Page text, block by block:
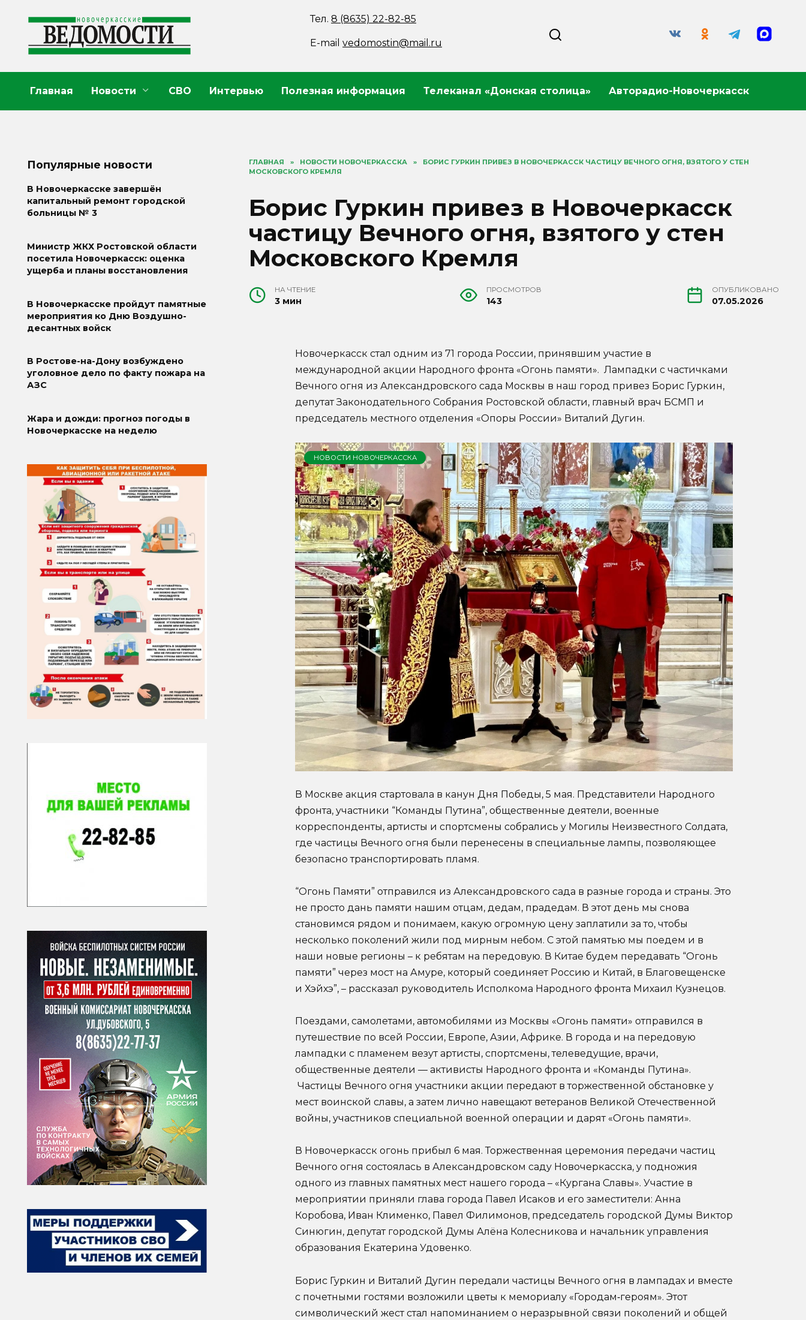
содержанию
Тел.8 (8635) 22-82-85
E-mailvedomostin@mail.ru
Главная Новости СВО Интервью Полезная информация Телеканал «Донская столица» Авторадио-Новочеркасск
ГЛАВНАЯ » НОВОСТИ НОВОЧЕРКАССКА »
БОРИС ГУРКИН ПРИВЕЗ В НОВОЧЕРКАССК ЧАСТИЦУ ВЕЧНОГО ОГНЯ, ВЗЯТОГО У СТЕН
МОСКОВСКОГО КРЕМЛЯ
Борис Гуркин привез в Новочеркасск
частицу Вечного огня, взятого у стен
Московского Кремля
НА ЧТЕНИЕ
3 мин
ПРОСМОТРОВ
143
ОПУБЛИКОВАНО
07.05.2026
Новочеркасск стал одним из 71 города России, принявшим участие в
международной акции Народного фронта «Огонь памяти». Лампадки с частичками
Вечного огня из Александровского сада Москвы в наш город привез Борис Гуркин,
депутат Законодательного Собрания Ростовской области, главный врач БСМП и
председатель местного отделения «Опоры России» Виталий Дугин.
НОВОСТИ НОВОЧЕРКАССКА
В Москве акция стартовала в канун Дня Победы, 5 мая. Представители Народного
фронта, участники “Команды Путина”, общественные деятели, военные
корреспонденты, артисты и спортсмены собрались у Могилы Неизвестного Солдата,
где частицы Вечного огня были перенесены в специальные лампы, позволяющее
безопасно транспортировать пламя.
“Огонь Памяти” отправился из Александровского сада в разные города и страны. Это
не просто дань памяти нашим отцам, дедам, прадедам. В этот день мы снова
становимся рядом и понимаем, какую огромную цену заплатили за то, чтобы
несколько поколений жили под мирным небом. С этой памятью мы поедем и в
наши новые регионы – к ребятам на передовую. В Китае будем передавать “Огонь
памяти” через мост на Амуре, который соединяет Россию и Китай, в Благовещенске
и Хэйхэ”, – рассказал руководитель Исполкома Народного фронта Михаил Кузнецов.
Поездами, самолетами, автомобилями из Москвы «Огонь памяти» отправился в
путешествие по всей России, Европе, Азии, Африке. В города и на передовую
лампадки с пламенем везут артисты, спортсмены, телеведущие, врачи,
общественные деятели — активисты Народного фронта и «Команды Путина».
Частицы Вечного огня участники акции передают в торжественной обстановке у
мест воинской славы, а затем лично навещают ветеранов Великой Отечественной
войны, участников специальной военной операции и дарят «Огонь памяти».
В Новочеркасск огонь прибыл 6 мая. Торжественная церемония передачи частиц
Вечного огня состоялась в Александровском саду Новочеркасска, у подножия
одного из главных памятных мест нашего города – «Кургана Славы». Участие в
мероприятии приняли глава города Павел Исаков и его заместители: Анна
Коробова, Иван Клименко, Павел Филимонов, председатель городской Думы Виктор
Синюгин, депутат городской Думы Алёна Колесникова и начальник управления
образования Екатерина Удовенко.
Борис Гуркин и Виталий Дугин передали частицы Вечного огня в лампадах и вместе
с почетными гостями возложили цветы к мемориалу «Городам‑героям». Этот
символический жест стал напоминанием о неразрывной связи поколений и общей
Популярные новости
В Новочеркасске завершён
капитальный ремонт городской
больницы № 3
Министр ЖКХ Ростовской области
посетила Новочеркасск: оценка
ущерба и планы восстановления
В Новочеркасске пройдут памятные
мероприятия ко Дню Воздушно-
десантных войск
В Ростове-на-Дону возбуждено
уголовное дело по факту пожара на
АЗС
Жара и дожди: прогноз погоды в
Новочеркасске на неделю